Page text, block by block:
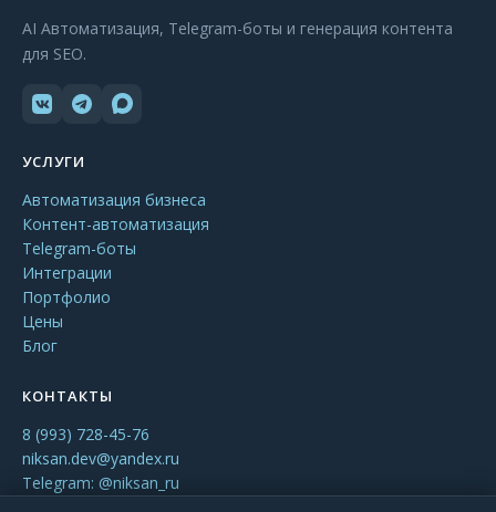
AI Автоматизация, Telegram-боты и генерация контента
для SEO.
УСЛУГИ
Автоматизация бизнеса
Контент-автоматизация
Telegram-боты
Интеграции
Портфолио
Цены
Блог
КОНТАКТЫ
8 (993) 728-45-76
niksan.dev@yandex.ru
Telegram: @niksan_ru